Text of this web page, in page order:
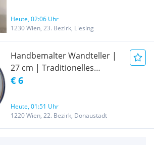
beträgt 22 cm, die Breite ist
16 cm,
Heute, 02:06 Uhr
1230 Wien, 23. Bezirk, Liesing
Handbemalter Wandteller |
27 cm | Traditionelles
Blumenmuster
€ 6
Heute, 01:51 Uhr
1220 Wien, 22. Bezirk, Donaustadt